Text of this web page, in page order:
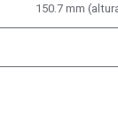
150.7 mm